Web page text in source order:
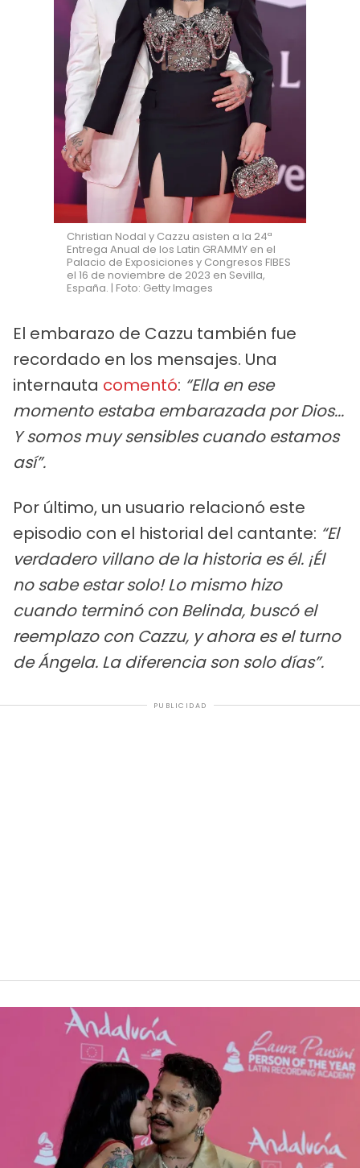
Christian Nodal y Cazzu asisten a la 24ª
Entrega Anual de los Latin GRAMMY en el
Palacio de Exposiciones y Congresos FIBES
el 16 de noviembre de 2023 en Sevilla,
España. | Foto: Getty Images
El embarazo de Cazzu también fue
recordado en los mensajes. Una
internauta comentó: “Ella en ese
momento estaba embarazada por Dios...
Y somos muy sensibles cuando estamos
así”.
Por último, un usuario relacionó este
episodio con el historial del cantante: “El
verdadero villano de la historia es él. ¡Él
no sabe estar solo! Lo mismo hizo
cuando terminó con Belinda, buscó el
reemplazo con Cazzu, y ahora es el turno
de Ángela. La diferencia son solo días”.
PUBLICIDAD